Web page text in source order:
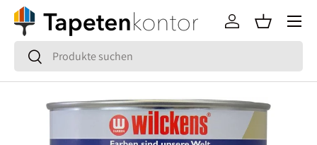
Direkt zum Inhalt
Suchen
Suchen
Einloggen
Menü